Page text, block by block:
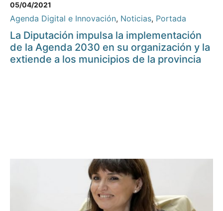
05/04/2021
Agenda Digital e Innovación, Noticias, Portada
La Diputación impulsa la implementación
de la Agenda 2030 en su organización y la
extiende a los municipios de la provincia